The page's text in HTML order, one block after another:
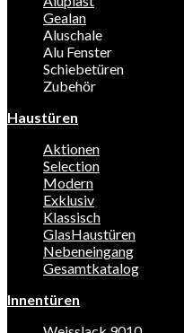
Gealan
Aluschale
Alu Fenster
Schiebetüren
Zubehör
Haustüren
Aktionen
Selection
Modern
Exklusiv
Klassisch
GlasHaustüren
Nebeneingang
Gesamtkatalog
Innentüren